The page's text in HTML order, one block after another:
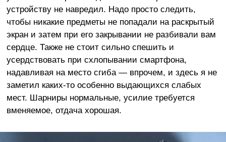
устройству не навредил. Надо просто следить,
чтобы никакие предметы не попадали на раскрытый
экран и затем при его закрывании не разбивали вам
сердце. Также не стоит сильно спешить и
усердствовать при схлопывании смартфона,
надавливая на место сгиба — впрочем, и здесь я не
заметил каких-то особенно выдающихся слабых
мест. Шарниры нормальные, усилие требуется
вменяемое, отдача хорошая.